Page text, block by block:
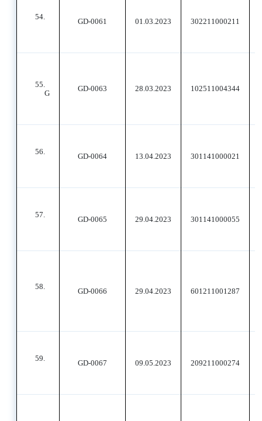
54.
GD-0061 01.03.2023 302211000211
55.
G
GD-0063 28.03.2023 102511004344
56.
GD-0064 13.04.2023 301141000021
57.
GD-0065 29.04.2023 301141000055
58.
GD-0066 29.04.2023 601211001287
59.
GD-0067 09.05.2023 209211000274